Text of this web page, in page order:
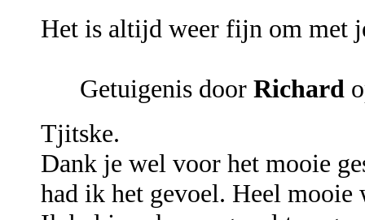
Het is altijd weer fijn om met
Getuigenis door Richard
Tjitske.
Dank je wel voor het mooie
had ik het gevoel. Heel mooie